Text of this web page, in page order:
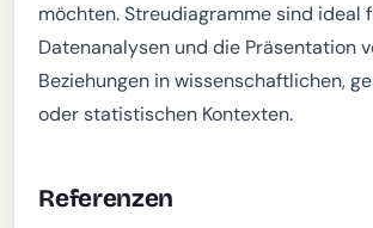
möchten. Streudiagramme sind ideal
Datenanalysen und die Präsentation
Beziehungen in wissenschaftlichen,
oder statistischen Kontexten.
Referenzen